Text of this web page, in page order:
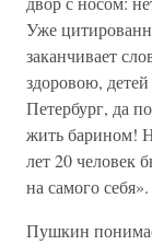
Уже
заканчивает
здоровою,
Петербург, да
жить барином!
лет 20 человек
на самого себя».
Пушкин